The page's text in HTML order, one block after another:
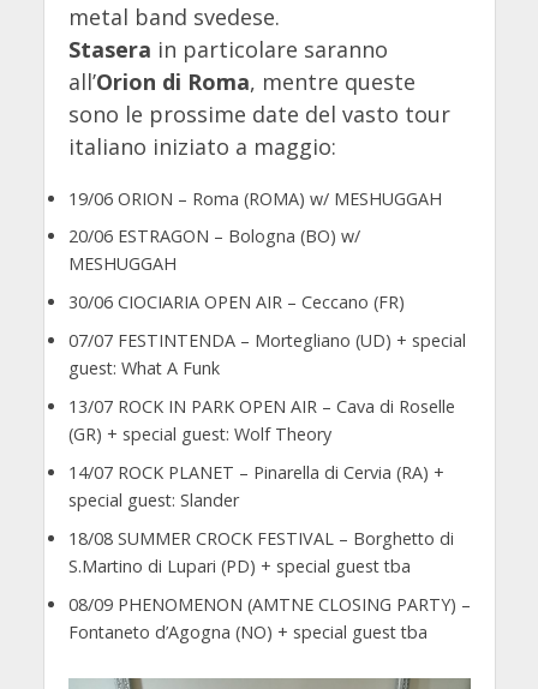
metal band svedese.
Stasera in particolare saranno
all’Orion di Roma, mentre queste
sono le prossime date del vasto tour
italiano iniziato a maggio:
19/06 ORION – Roma (ROMA) w/ MESHUGGAH
20/06 ESTRAGON – Bologna (BO) w/
MESHUGGAH
30/06 CIOCIARIA OPEN AIR – Ceccano (FR)
07/07 FESTINTENDA – Mortegliano (UD) + special
guest: What A Funk
13/07 ROCK IN PARK OPEN AIR – Cava di Roselle
(GR) + special guest: Wolf Theory
14/07 ROCK PLANET – Pinarella di Cervia (RA) +
special guest: Slander
18/08 SUMMER CROCK FESTIVAL – Borghetto di
S.Martino di Lupari (PD) + special guest tba
08/09 PHENOMENON (AMTNE CLOSING PARTY) –
Fontaneto d’Agogna (NO) + special guest tba